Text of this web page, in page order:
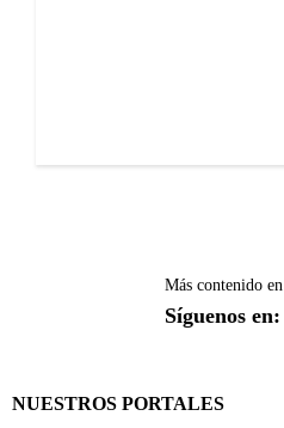
Más contenido en
Síguenos en:
NUESTROS PORTALES